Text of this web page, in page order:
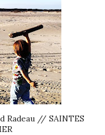
Radeau // SAINTES